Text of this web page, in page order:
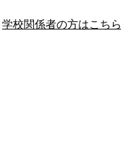
学校関係者の方はこちら